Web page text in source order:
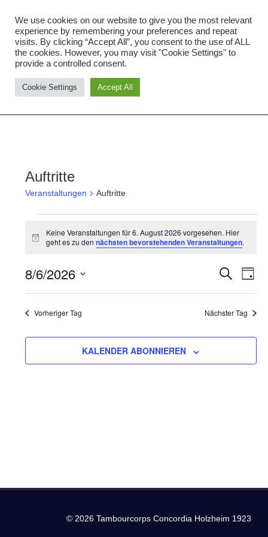
Inhalt
springenTambourcorps Concordia
Holzheim 1923
Tambourcorps
Concordia
Auftritte
Veranstaltungen Auftritte
Veranstaltungen
6.
August
2026
Hinweis
Keine Veranstaltungen für 6. August 2026 vorgesehen. Hier
geht es zu dennächsten bevorstehenden Veranstaltungen.
Suche
und
SUCHE
TAG
8/6/2026
Vorheriger Tag Nächster Tag
KALENDER ABONNIEREN
© 2026 Tambourcorps Concordia Holzheim 1923
We use cookies on our website to give you the most relevant
experience by remembering your preferences and repeat
visits. By clicking “Accept All”, you consent to the use of ALL
the cookies. However, you may visit "Cookie Settings" to
provide a controlled consent.
Cookie Settings Accept All